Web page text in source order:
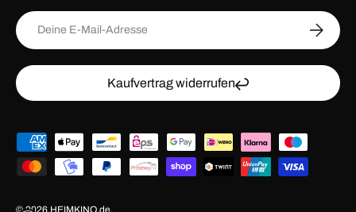
E-Mail
Kaufvertrag widerrufen
Zahlungsmethoden